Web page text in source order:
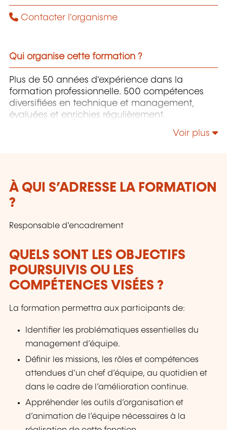
Contacter l'organisme
Qui organise cette formation ?
Plus de 50 années d'expérience dans la
formation professionnelle. 500 compétences
diversifiées en technique et management,
évaluées et enrichies régulièrement.
Voir plus
À QUI S’ADRESSE LA FORMATION
?
Responsable d’encadrement
QUELS SONT LES OBJECTIFS
POURSUIVIS OU LES
COMPÉTENCES VISÉES ?
La formation permettra aux participants de:
Identifier les problématiques essentielles du
management d’équipe.
Définir les missions, les rôles et compétences
attendues d’un chef d’équipe, au quotidien et
dans le cadre de l’amélioration continue.
Appréhender les outils d’organisation et
d’animation de l’équipe nécessaires à la